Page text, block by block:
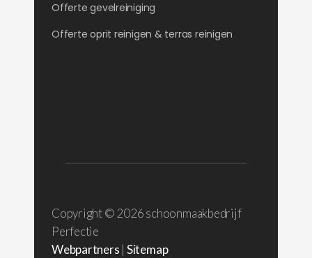
Offerte gevelreiniging
Offerte oprit reinigen & terras reinigen
Copyright © 2026 schoonmaakbedrijf
Perfectie
Webpartners | Sitemap